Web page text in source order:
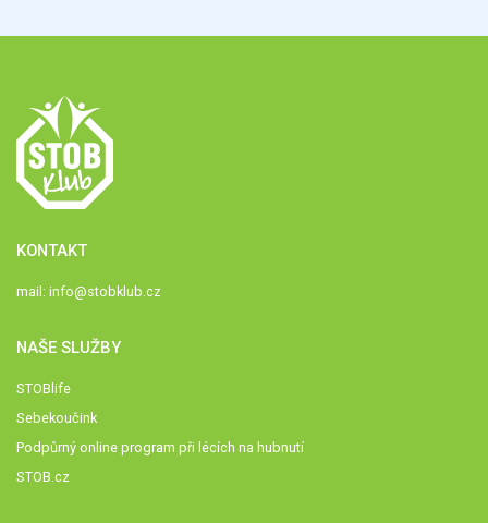
KONTAKT
mail: info@stobklub.cz
NAŠE SLUŽBY
STOBlife
Sebekoučink
Podpůrný online program při lécích na hubnutí
STOB.cz